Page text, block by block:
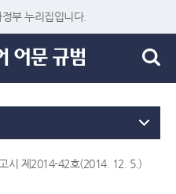
부 누리집입니다.
시 제2014-42호(2014. 12. 5.)